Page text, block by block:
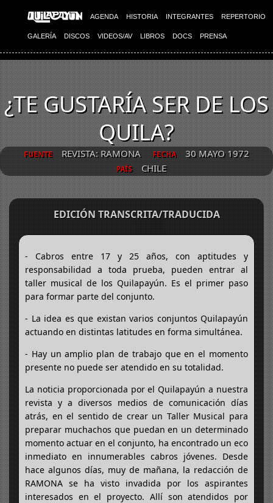
AGENDA HISTORIA INTEGRANTES REPERTORIO
GALERÍA DISCOS VIDEOS/AV LIBROS DOCS PRENSA
¿TE GUSTARÍA SER DE LOS
QUILA?
FUENTE REVISTA: RAMONA FECHA 30 MAYO 1972
PAÍS CHILE
EDICIÓN TRANSCRITA/TRADUCIDA
- Cabros entre 17 y 25 años, con aptitudes y
responsabilidad a toda prueba, pueden entrar al
taller musical de los Quilapayún. Es el primer paso
para formar parte del conjunto.
- La idea es que existan varios conjuntos Quilapayún
actuando en distintas latitudes en forma simultánea.
- Hay un amplio plan de trabajo que en el momento
presente no puede ser atendido en su totalidad.
La noticia proporcionada por el Quilapayún a nuestra
revista y a diversos medios de comunicación días
atrás, en el sentido de crear un Taller Musical para
preparar muchachos que puedan en un determinado
momento actuar en el conjunto, ha encontrado un eco
inmediato en innumerables cabros jóvenes. Desde
hace algunos días, muy de mañana, la redacción de
RAMONA se ha visto invadida por los aspirantes
interesados en el proyecto. Allí son atendidos por